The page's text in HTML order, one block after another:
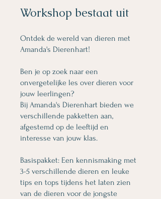
Workshop bestaat uit
Ontdek de wereld van dieren met
Amanda's Dierenhart!
Ben je op zoek naar een
onvergetelijke les over dieren voor
jouw leerlingen?
Bij Amanda's Dierenhart bieden we
verschillende pakketten aan,
afgestemd op de leeftijd en
interesse van jouw klas.
Basispakket: Een kennismaking met
3-5 verschillende dieren en leuke
tips en tops tijdens het laten zien
van de dieren voor de jongste